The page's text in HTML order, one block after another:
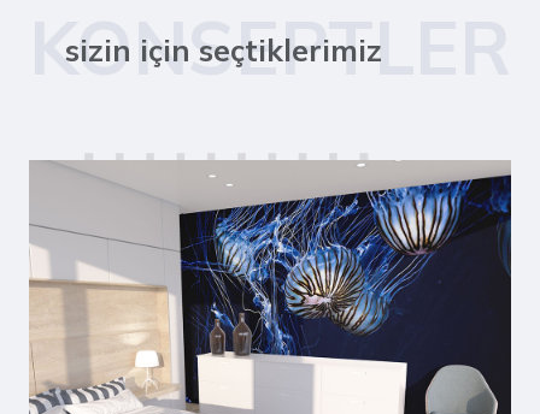
KONSEPTLER
sizin için seçtiklerimiz